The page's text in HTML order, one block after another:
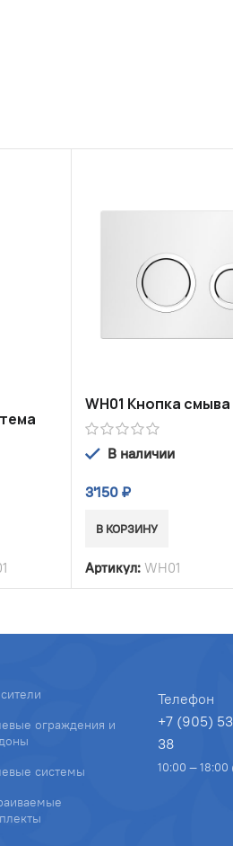
WH01 Кнопка смыва
В наличии
3'150 ₽
В КОРЗИНУ
Артикул: WH01
ограждения и
системы
Телефон
+7 (905)
38
10:00 — 18:00